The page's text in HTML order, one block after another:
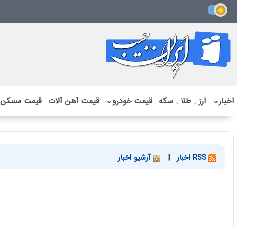
اخبار⌄ ارز . طلا . سکه قیمت خودرو⌄ قیمت آهن آلات قیمت مسکن
| آرشیو اخبار